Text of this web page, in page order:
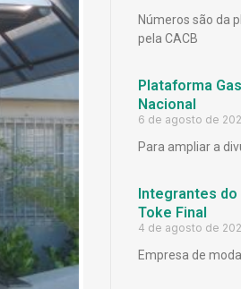
Números são da
pela CACB
Plataforma
Nacional
6 de agosto de
Para ampliar a
Integrantes do
Toke Final
4 de agosto de
Empresa de